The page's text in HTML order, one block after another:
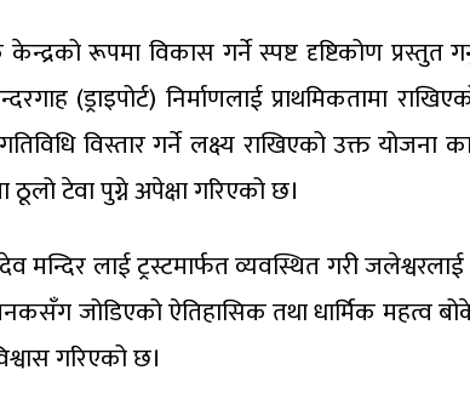
रूपमा विकास गर्ने स्पष्ट दृष्टिकोण प्रस्तुत
(ड्राइपोर्ट) निर्माणलाई प्राथमिकतामा
विस्तार गर्ने लक्ष्य राखिएको उक्त योजना
टेवा पुग्ने अपेक्षा गरिएको छ।
मन्दिर लाई ट्रस्टमार्फत व्यवस्थित गरी
जोडिएको ऐतिहासिक तथा धार्मिक महत्व
गरिएको छ।